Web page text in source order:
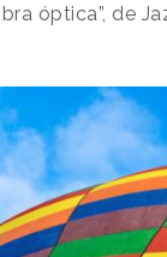
óptica”, de